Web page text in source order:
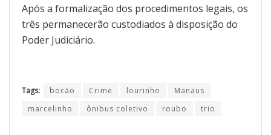
Após a formalização dos procedimentos legais, os
três permanecerão custodiados à disposição do
Poder Judiciário.
Tags: bocão Crime lourinho
Manaus
marcelinho
ônibus coletivo roubo trio